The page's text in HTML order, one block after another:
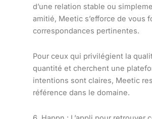
d’une relation stable ou
amitié, Meetic s’efforce de vous
correspondances pertinentes.
Pour ceux qui privilégient la
quantité et cherchent une
intentions sont claires, Meetic
référence dans le domaine.